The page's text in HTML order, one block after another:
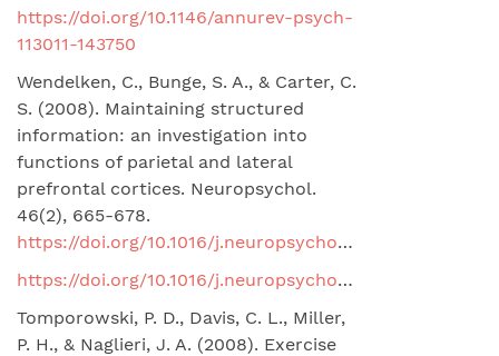
https://doi.org/10.1146/annurev-psych-
113011-143750
Wendelken, C., Bunge, S. A., & Carter, C.
S. (2008). Maintaining structured
information: an investigation into
functions of parietal and lateral
prefrontal cortices. Neuropsychol.
46(2), 665-678.
https://doi.org/10.1016/j.neuropsychologia.2007.09.015
https://doi.org/10.1016/j.neuropsychologia.2007.09.015
Tomporowski, P. D., Davis, C. L., Miller,
P. H., & Naglieri, J. A. (2008). Exercise